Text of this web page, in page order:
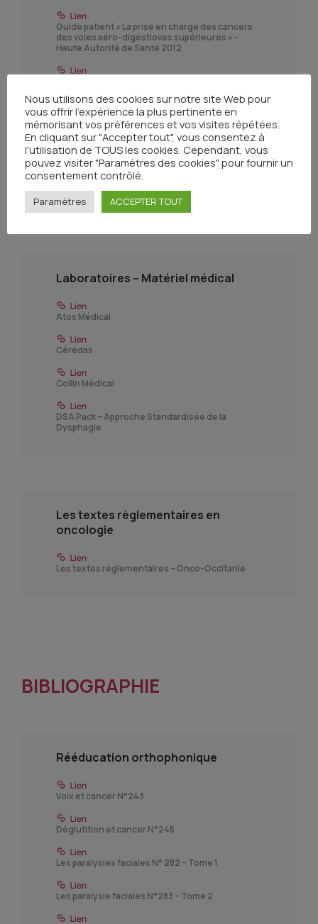
Guide patient « La prise en charge des cancers
des voies aéro-digestioves supérieures » –
Haute Autorité de Santé 2012
Référentiels inter-régionaux de l'AFSOS
(Association Française des Soins Oncologiques
de Support)
Recommandation de bonnes pratiques HAS :
"Diagnostic de la dénutrition chez la personne
de 70 ans et plus"
Laboratoires – Matériel médical
Atos Médical
Cérédas
Collin Médical
DSA Pack – Approche Standardisée de la
Dysphagie
Les textes règlementaires en
oncologie
Les textes règlementaires – Onco-Occitanie
BIBLIOGRAPHIE
Rééducation orthophonique
Voix et cancer N°243
Déglutition et cancer N°245
Les paralysies faciales N° 282 – Tome 1
Les paralysie faciales N°283 – Tome 2
Nous utilisons des cookies sur notre site Web pour
vous offrir l'expérience la plus pertinente en
mémorisant vos préférences et vos visites répétées.
En cliquant sur "Accepter tout", vous consentez à
l'utilisation de TOUS les cookies. Cependant, vous
pouvez visiter "Paramètres des cookies" pour fournir un
consentement contrôlé.
Paramètres ACCEPTER TOUT